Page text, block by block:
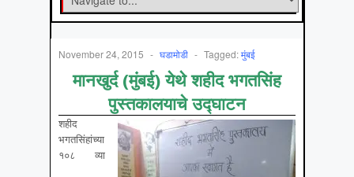
November 24, 2015 - घडामोडी - Tagged:मुंबई
मानखुर्द (मुंबई) येथे शहीद भगतसिंह
पुस्तकालयाचे उद्घाटन
शहीद
भगतसिंहांच्या
१०८ व्या